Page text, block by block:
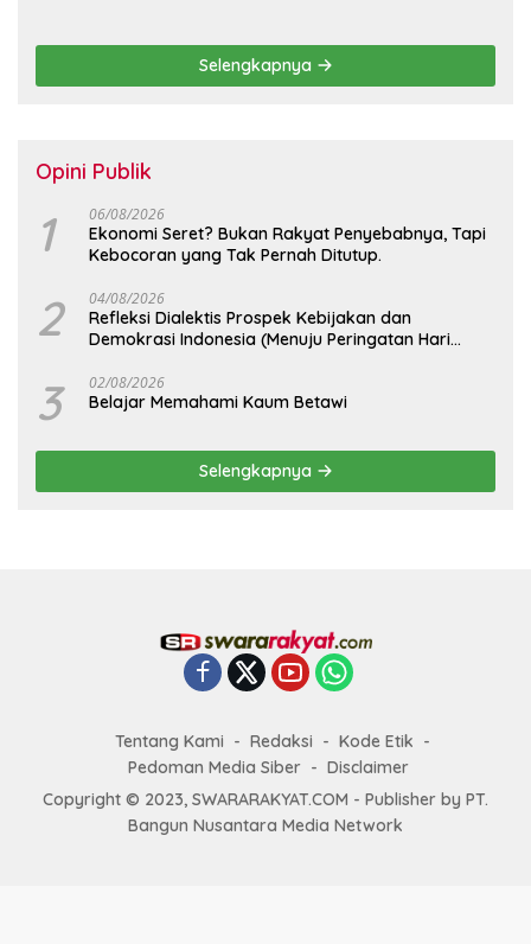
Selengkapnya
Opini Publik
1 06/08/2026
Ekonomi Seret? Bukan Rakyat Penyebabnya, Tapi
Kebocoran yang Tak Pernah Ditutup.
2 04/08/2026
Refleksi Dialektis Prospek Kebijakan dan
Demokrasi Indonesia (Menuju Peringatan Hari
3 02/08/2026
Belajar Memahami Kaum Betawi
Selengkapnya
Tentang Kami Redaksi
Kode Etik
Pedoman Media Siber
Disclaimer
Copyright © 2023, SWARARAKYAT.COM - Publisher by PT.
Bangun Nusantara Media Network